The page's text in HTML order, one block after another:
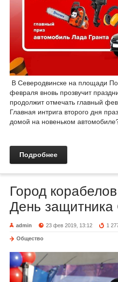
В Северодвинске на площади
февраля вновь прозвучит
продолжит отмечать главный
Главная интрига второго дня
домой на новеньком
Подробнее
Город
День защитника
admin 23 фев 2019, 13:12 1
Общество